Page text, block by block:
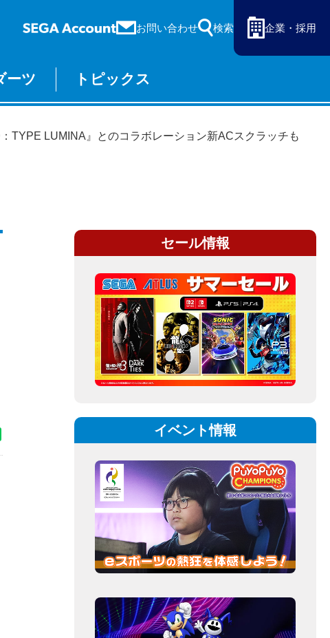
お問い合わせ 検索 企業・採用
オンライン
ーツ トピックス
TYPE LUMINA』とのコラボレーション新ACスクラッチも
セール情報
イベント情報